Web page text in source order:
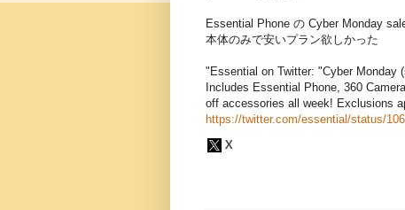
Essential Phone の Cyber Monday
本体のみで安いプラン欲しかった
"Essential on Twitter: "Cyber Monday
Includes Essential Phone, 360
off accessories all week! Exclusions
https://twitter.com/essential/status/